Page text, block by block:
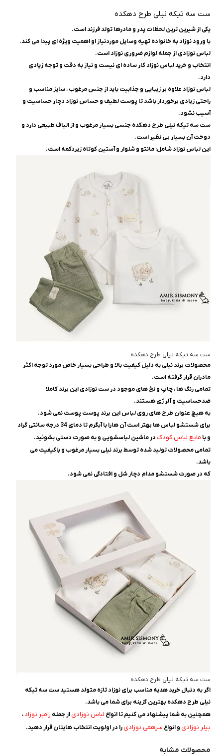
ست سه تیکه نیلی طرح دهکده
یکی از شیرین ترین لحظات پدر و مادرها تولد فرزند است.
با ورود نوزاد به خانواده تهیه وسایل موردنیاز او اهمیت ویژه ای پیدا می کند.
لباس نوزادی از جمله لوازم ضروری نوزاد است.
انتخاب و خرید لباس نوزاد کار ساده ای نیست و نیاز به دقت و توجه زیادی
دارد.
لباس نوزاد علاوه بر زیبایی و جذابیت باید از جنس مرغوب ، سایز مناسب و
راحتی زیادی برخوردار باشد تا پوست لطیف و حساس نوزاد دچار حساسیت و
آسیب نشود.
ست سه تیکه نیلی طرح دهکده جنسی بسیار مرغوب و از الیاف طبیعی دارد و
دوخت آن بسیار بی نظیر است.
این لباس نوزاد شامل: مانتو و شلوار و آستین کوتاه زیردکمه است.
ست سه تیکه نیلی طرح دهکده
محصولات برند نیلی به دلیل کیفیت بالا و طراحی بسیار خاص مورد توجه اکثر
مادران قرار گرفته است.
تمامی رنگ ها ، چاپ و نخ های موجود در ست نوزادی این برند کاملا
ضدحساسیت و آلرژی هستند.
به هیچ عنوان طرح های روی لباس این برند پوست پوست نمی شود.
برای شستشو لباس ها بهتر است آن هارا با آبگرم تا دمای 34 درجه سانتی گراد
و با مایع لباس کودکدر ماشین لباسشویی و به صورت دستی بشوئید.
تمامی محصولات تولید شده توسط برند نیلی بسیار مرغوب و باکیفیت می
باشد.
که در صورت شستشو مدام دچار شل و افتادگی نمی شود.
ست سه تیکه نیلی طرح دهکده
اگر به دنبال خرید هدیه مناسب برای نوزاد تازه متولد هستید ست سه تیکه
نیلی طرح دهکده بهترین گزینه برای شما می باشد.
همچنین به شما پیشنهاد می کنیم تا انواع لباس نوزادیاز جمله رامپر نوزاد،
بیلر نوزادی و انواع سرهمی نوزادیرا در اولویت انتخاب هایتان قرار دهید.
محصولات مشابه